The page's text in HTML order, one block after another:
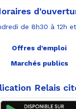
de 8h30 à 12h
Offres d’emploi
Marchés publics
Relais